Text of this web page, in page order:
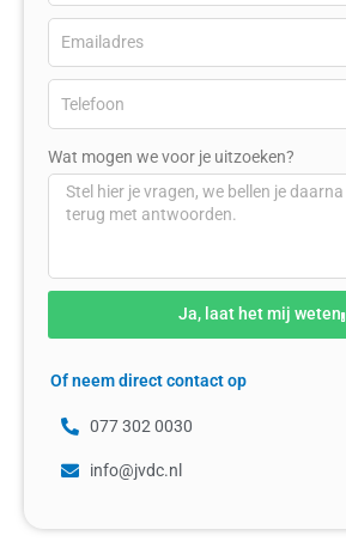
Wat mogen we voor je uitzoeken?
Ja, laat het mij weten
Of neem direct contact op
077 302 0030
info@jvdc.nl